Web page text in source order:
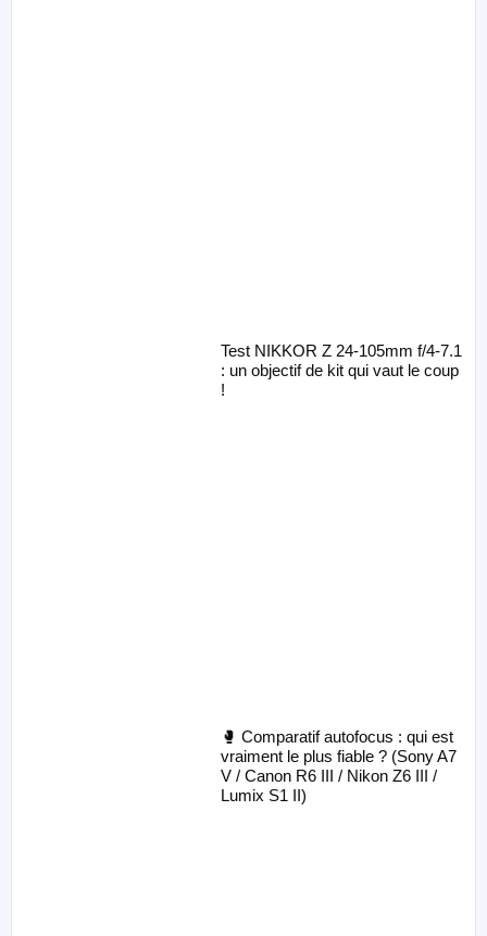
Test NIKKOR Z 24-105mm f/4-7.1
: un objectif de kit qui vaut le coup
!
🥊 Comparatif autofocus : qui est
vraiment le plus fiable ? (Sony A7
V / Canon R6 III / Nikon Z6 III /
Lumix S1 II)